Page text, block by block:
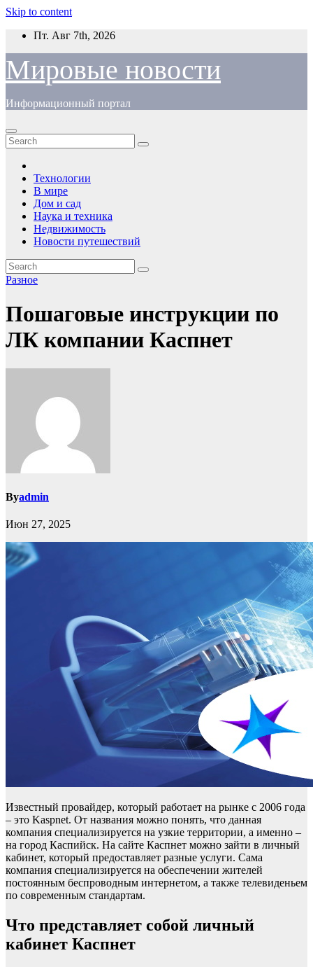
Skip to content
Пт. Авг 7th, 2026
Мировые новости
Информационный портал
Технологии
В мире
Дом и сад
Наука и техника
Недвижимость
Новости путешествий
Разное
Пошаговые инструкции по
ЛК компании Каспнет
Byadmin
Июн 27, 2025
Известный провайдер, который работает на рынке с 2006 года
– это Kaspnet. От названия можно понять, что данная
компания специализируется на узкие территории, а именно –
на город Каспийск. На сайте Каспнет можно зайти в личный
кабинет, который предоставляет разные услуги. Сама
компания специализируется на обеспечении жителей
постоянным беспроводным интернетом, а также телевиденьем
по современным стандартам.
Что представляет собой личный
кабинет Каспнет